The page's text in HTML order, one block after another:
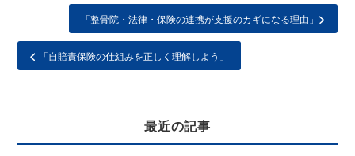
「整骨院・法律・保険の連携が支援のカギになる理由」 >
< 「自賠責保険の仕組みを正しく理解しよう」
最近の記事